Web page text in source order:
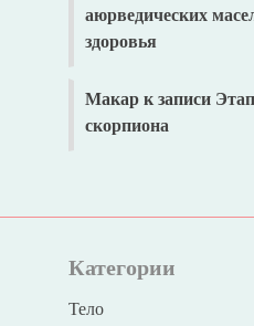
аюрведических
здоровья
Макарк записи
скорпиона
Категории
Тело